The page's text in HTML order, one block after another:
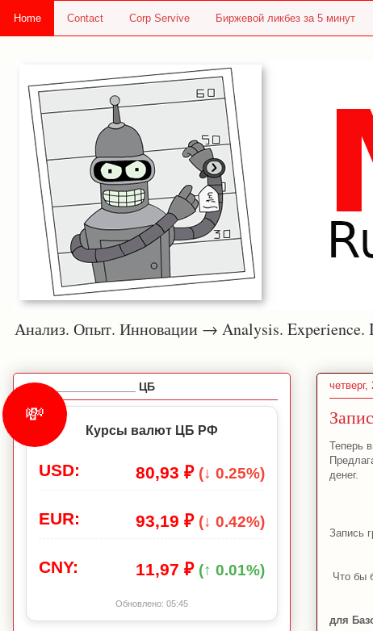
Home Contact Corp Servive Биржевой ликбез за 5 минут
Анализ. Опыт. Инновации → Analysis.
четверг,
Теперь
денег.
Запись
Что бы
для
_________________ ЦБ
💸
Курсы валют ЦБ РФ
USD: 80,93 ₽ (↓ 0.25%)
EUR: 93,19 ₽ (↓ 0.42%)
CNY: 11,97 ₽ (↑ 0.01%)
Обновлено: 05:45